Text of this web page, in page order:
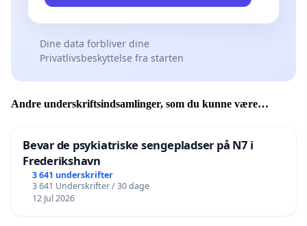
Dine data forbliver dine
Privatlivsbeskyttelse fra starten
Andre underskriftsindsamlinger, som du kunne være
Bevar de psykiatriske sengepladser på N7 i
Frederikshavn
3 641 underskrifter
3 641 Underskrifter / 30 dage
12 Jul 2026